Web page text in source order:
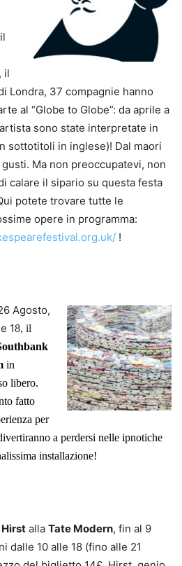
il
Londra, 37 compagnie hanno
al “Globe to Globe”: da aprile a
sono state interpretate in
sottotitoli in inglese)! Dal maori
Ma non preoccupatevi, non
calare il sipario su questa festa
potete trovare tutte le
opere in programma:
!
Agosto,
18, il
in
libero.
fatto
per
a perdersi nelle ipnotiche
installazione!
Hirst alla Tate Modern, fin al 9
dalle 10 alle 18 (fino alle 21